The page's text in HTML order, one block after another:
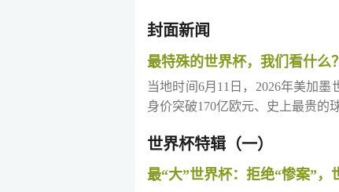
封面新闻
最特殊的世界杯，我们看什么？
当地时间6月11日，2026年美加
身价突破170亿欧元、史上最贵
世界杯特辑（一）
最“大”世界杯：拒绝“惨案”，